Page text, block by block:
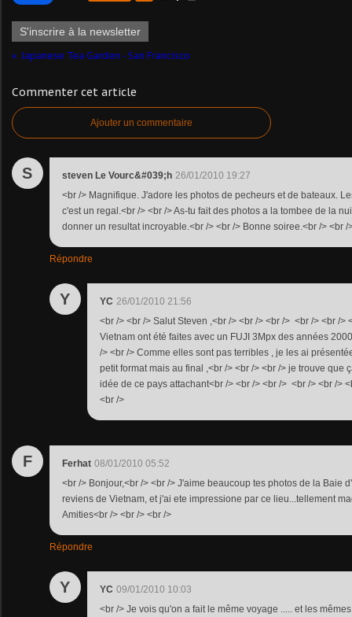
S'inscrire à la newsletter
Japanese Tea Garden - San Francisco
Commenter cet article
Ajouter un commentaire
S steven Le Vourc&#039;h 26/01/2010 19:27
<br /> Magnifique. J'adore les photos de pecheurs et de bateaux.
c'est un regal.<br /> <br /> As-tu fait des photos a la tombee de la
donner un resultat incroyable.<br /> <br /> Bonne soiree.<br /> <br /
Répondre
Y YC 26/01/2010 21:56
<br /> <br /> Salut Steven ,<br /> <br /> <br /> <br /> <br />
Vietnam ont été faites avec un FUJI 3Mpx des années
/> <br /> Comme elles sont pas terribles , je les ai
petit format mais au final ,<br /> <br /> <br /> je trouve que
idée de ce pays attachant<br /> <br /> <br /> <br /> <br />
<br />
F Ferhat 08/01/2010 05:52
<br /> Bonjour,<br /> <br /> J'aime beaucoup tes photos de la Baie
reviens de Vietnam, et j'ai ete impressione par ce lieu...tellement
Amities<br /> <br /> <br />
Répondre
Y YC 09/01/2010 10:03
<br /> Je vois qu'on a fait le même voyage ..... et les